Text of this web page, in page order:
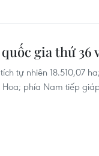
gia thứ 36
tự nhiên 18.510,07
phía Nam tiếp